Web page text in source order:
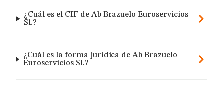
¿Cuál es el CIF de Ab Brazuelo Euroservicios
Sl.?
¿Cuál es la forma jurídica de Ab Brazuelo
Euroservicios Sl.?